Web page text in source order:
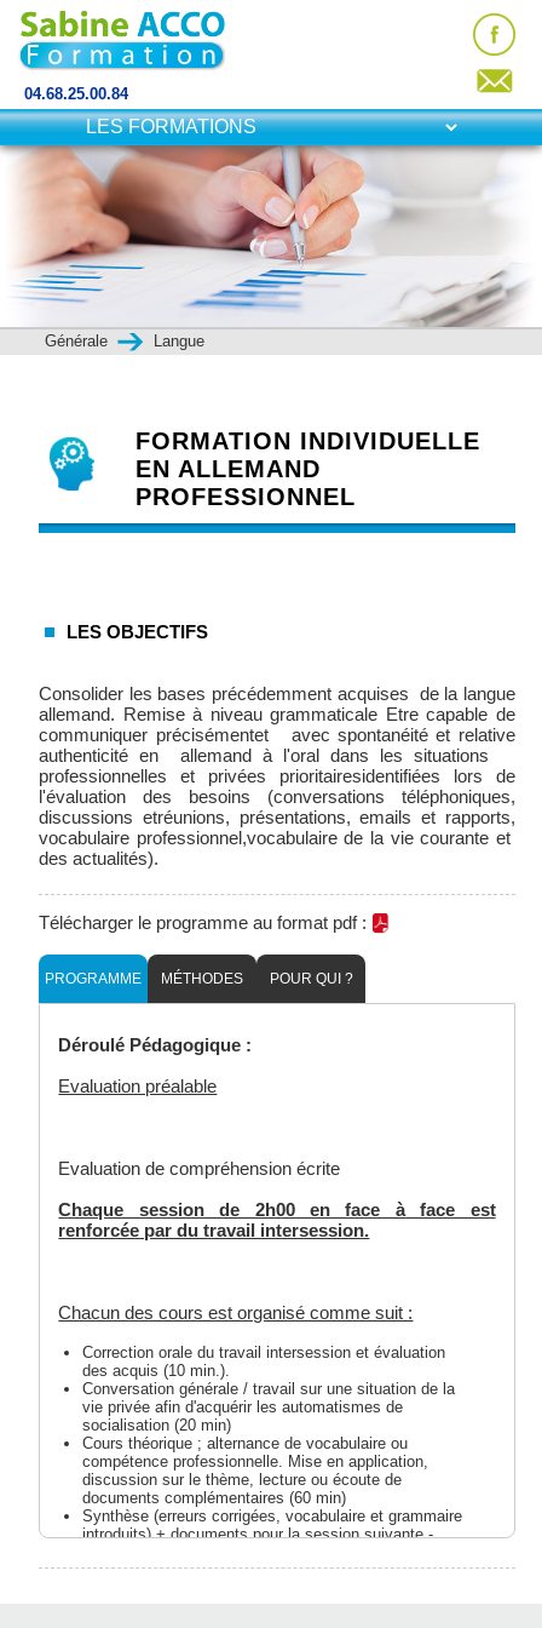
04.68.25.00.84
Générale Langue
FORMATION INDIVIDUELLE
EN ALLEMAND
PROFESSIONNEL
LES OBJECTIFS
Consolider les bases précédemment acquises de la langue
allemand. Remise à niveau grammaticale Etre capable de
communiquer précisémentet avec spontanéité et relative
authenticité en allemand à l'oral dans les situations
professionnelles et privées prioritairesidentifiées lors de
l'évaluation des besoins (conversations téléphoniques,
discussions etréunions, présentations, emails et rapports,
vocabulaire professionnel,vocabulaire de la vie courante et
des actualités).
Télécharger le programme au format pdf :
PROGRAMME MÉTHODES POUR QUI ?
Déroulé Pédagogique :
Evaluation préalable
Evaluation de compréhension écrite
Chaque session de 2h00 en face à face est
renforcée par du travail intersession.
Chacun des cours est organisé comme suit :
Correction orale du travail intersession et évaluation
des acquis (10 min.).
Conversation générale / travail sur une situation de la
vie privée afin d'acquérir les automatismes de
socialisation (20 min)
Cours théorique ; alternance de vocabulaire ou
compétence professionnelle. Mise en application,
discussion sur le thème, lecture ou écoute de
documents complémentaires (60 min)
Synthèse (erreurs corrigées, vocabulaire et grammaire
introduits) + documents pour la session suivante -
Chaque session travaille sur un thème lexical ou une